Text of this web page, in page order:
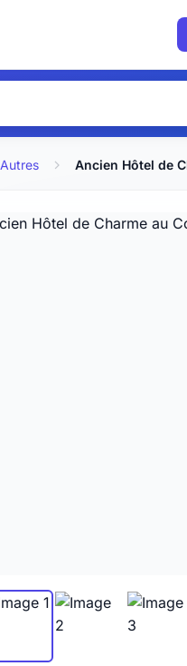
Autres